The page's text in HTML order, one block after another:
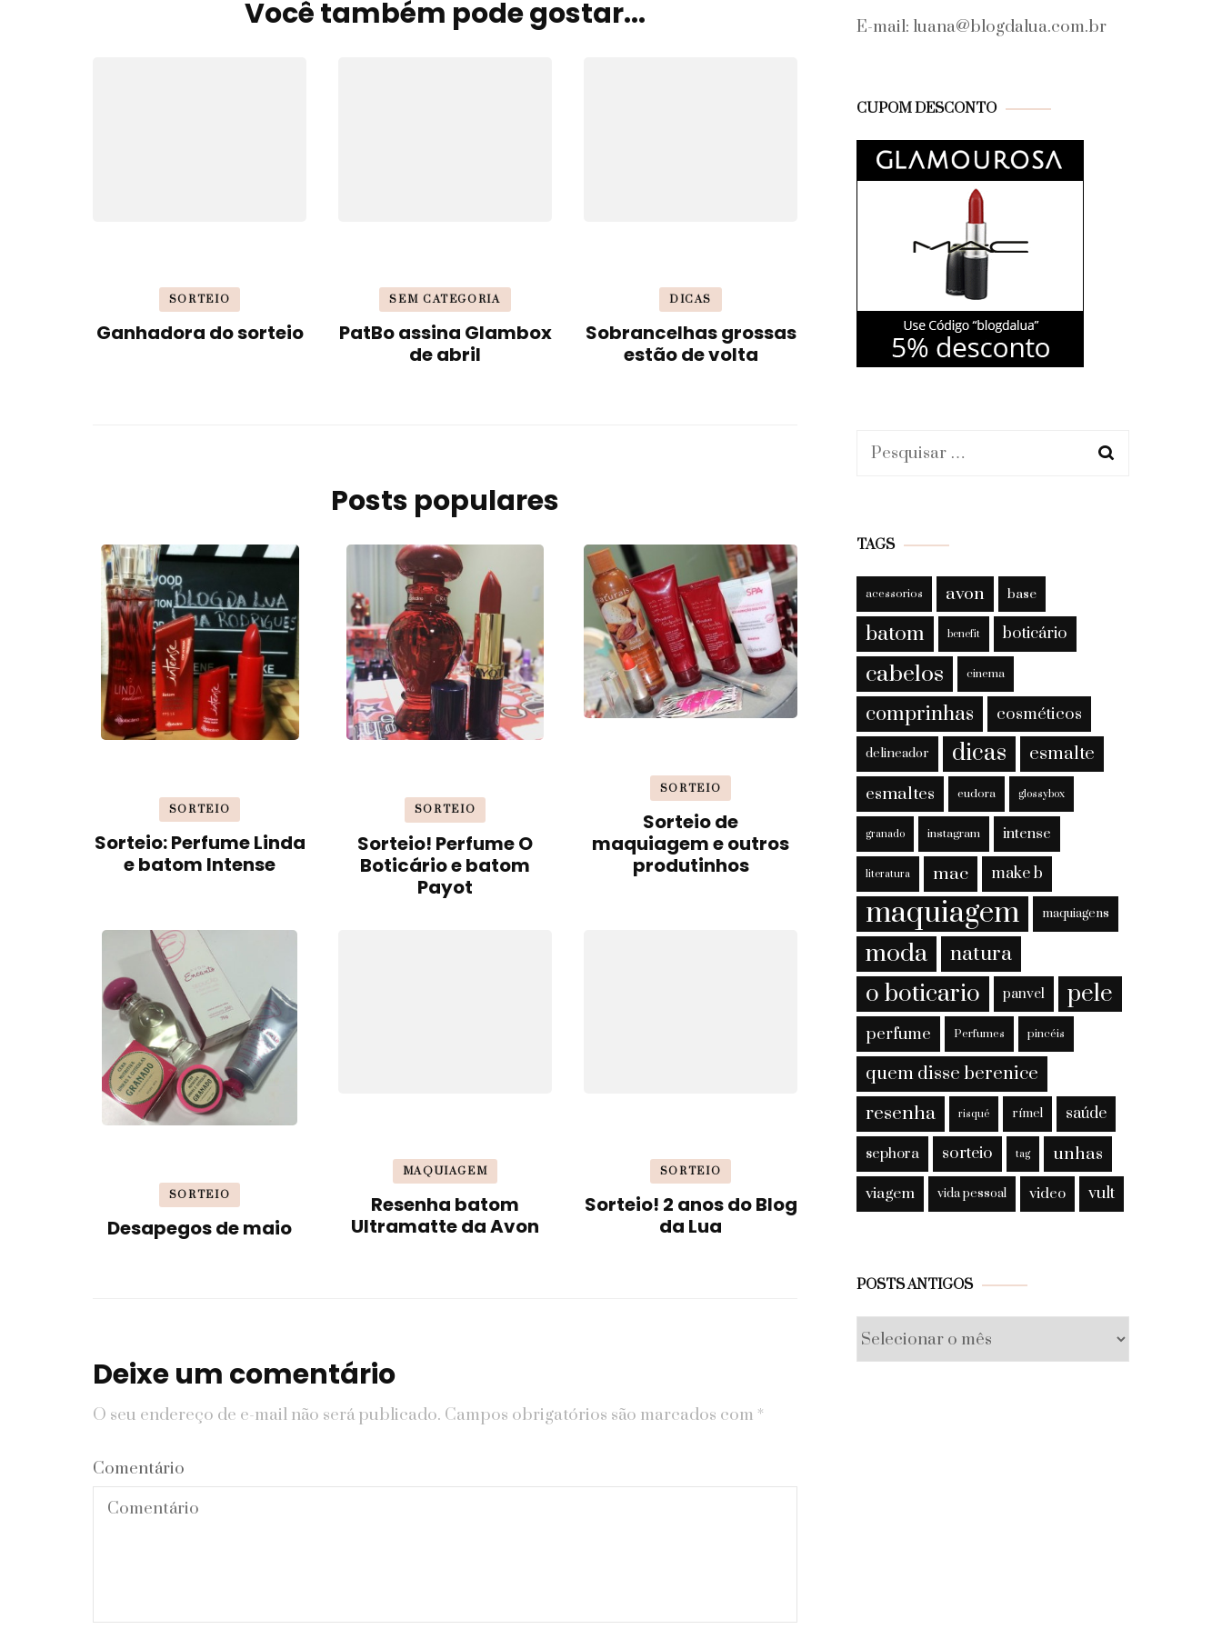
Você também pode gostar...
SORTEIO
Ganhadora do sorteio
SEM CATEGORIA
PatBo assina Glambox
de abril
DICAS
Sobrancelhas grossas
estão de volta
Posts populares
SORTEIO
Sorteio: Perfume Linda
e batom Intense
SORTEIO
Sorteio! Perfume O
Boticário e batom
Payot
SORTEIO
Sorteio de
maquiagem e outros
produtinhos
SORTEIO
Desapegos de maio
MAQUIAGEM
Resenha batom
Ultramatte da Avon
SORTEIO
Sorteio! 2 anos do Blog
da Lua
Deixe um comentário
O seu endereço de e-mail não será publicado. Campos obrigatórios são marcados com *
Comentário
E-mail: luana@blogdalua.com.br
CUPOM DESCONTO
Pesquisar
TAGS
acessorios avon base
batom benefit boticário
cabelos cinema
comprinhas cosméticos
delineador dicas esmalte
esmaltes eudora glossybox
granado instagram intense
literatura mac make b
maquiagem maquiagens
moda natura
o boticario panvel pele
perfume Perfumes pincéis
quem disse berenice
resenha risqué rímel saúde
sephora sorteio tag unhas
viagem vida pessoal video vult
POSTS ANTIGOS
Posts